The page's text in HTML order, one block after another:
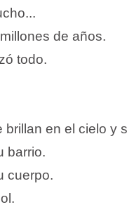
de años.
todo.
brillan en el cielo y
barrio.
cuerpo.